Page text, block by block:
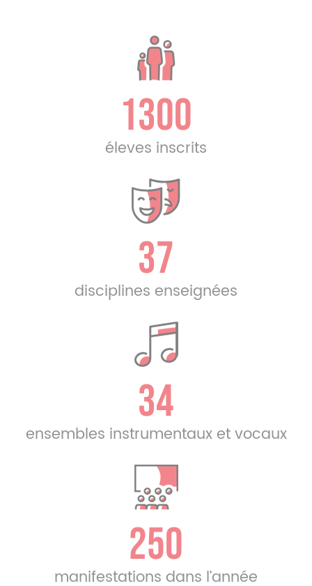
1300
éleves inscrits
37
disciplines enseignées
34
ensembles instrumentaux et vocaux
250
manifestations dans l’année